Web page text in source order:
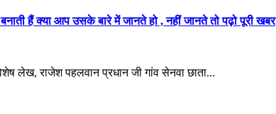
हैं क्या आप उसके बारे में जानते हो , नहीं जानते तो पढ़ो पूरी खबर
लेख, राजेश पहलवान प्रधान जी गांव सेनवा छाता...